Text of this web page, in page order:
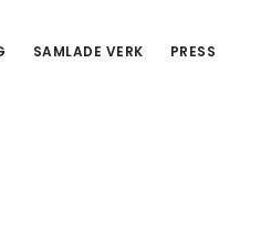
SAMLADE VERK PRESS